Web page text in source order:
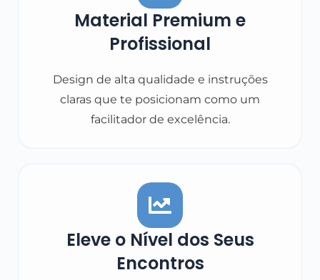
Material Premium e
Profissional
Design de alta qualidade e instruções
claras que te posicionam como um
facilitador de excelência.
Eleve o Nível dos Seus
Encontros